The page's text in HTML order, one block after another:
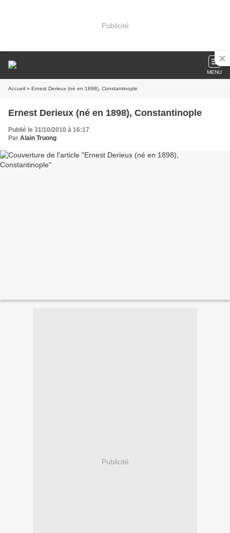
Publicité
MENU
Accueil » Ernest Derieux (né en 1898), Constantinople
Ernest Derieux (né en 1898), Constantinople
Publié le 31/10/2010 à 16:17
Par Alain Truong
Publicité